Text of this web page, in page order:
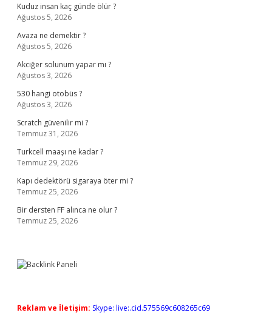
Kuduz insan kaç günde ölür ?
Ağustos 5, 2026
Avaza ne demektir ?
Ağustos 5, 2026
Akciğer solunum yapar mı ?
Ağustos 3, 2026
530 hangi otobüs ?
Ağustos 3, 2026
Scratch güvenilir mi ?
Temmuz 31, 2026
Turkcell maaşı ne kadar ?
Temmuz 29, 2026
Kapı dedektörü sigaraya öter mi ?
Temmuz 25, 2026
Bir dersten FF alınca ne olur ?
Temmuz 25, 2026
Reklam ve İletişim: Skype: live:.cid.575569c608265c69